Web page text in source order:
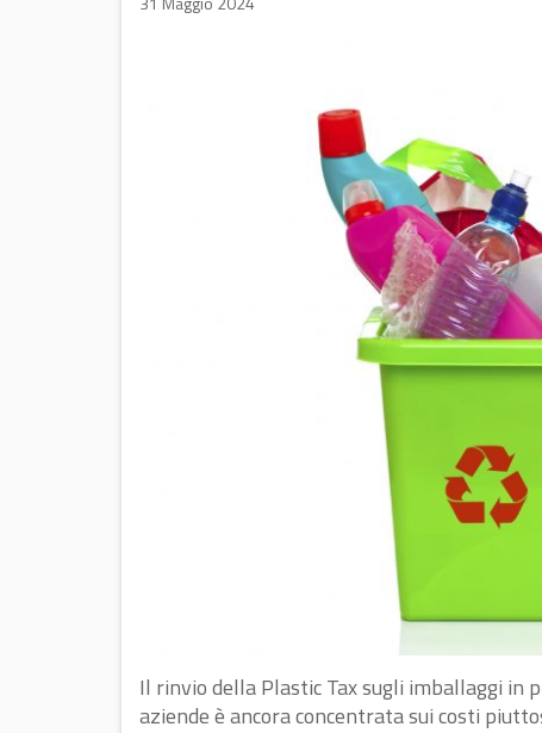
Il rinvio della Plastic Tax sugli imballaggi in
aziende è ancora concentrata sui costi